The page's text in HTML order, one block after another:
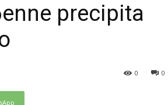
precipita
0
0